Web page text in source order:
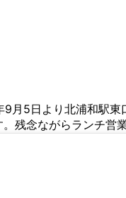
月5日より北浦和駅東
残念ながらランチ営